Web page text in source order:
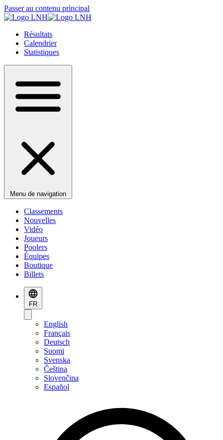
Passer au contenu principal
Résultats
Calendrier
Statistiques
Menu de navigation
Classements
Nouvelles
Vidéo
Joueurs
Poolers
Équipes
Boutique
Billets
FR
English
Français
Deutsch
Suomi
Svenska
Čeština
Slovenčina
Español